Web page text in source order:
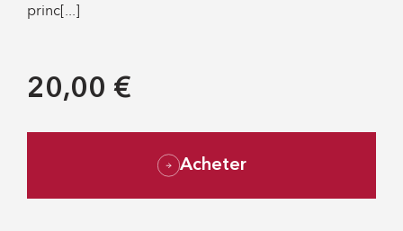
princ[...]
20,00 €
Acheter